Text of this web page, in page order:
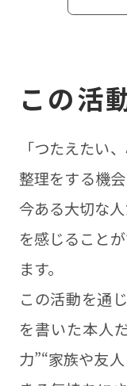
この活
「つたえたい
整理をする機
今ある大切な
を感じること
ます。
この活動を通
を書いた本人
力”“家族や友